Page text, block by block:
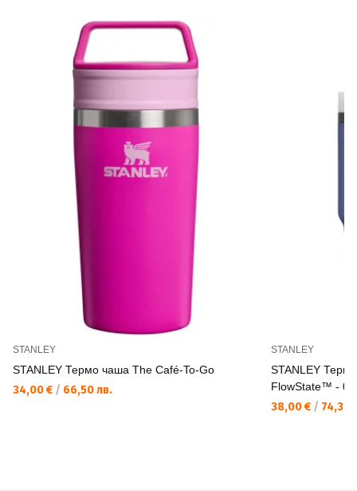
STANLEY
STANLEY Термо чаша The Café-To-Go
34,00 € / 66,50 лв.
STANLEY
STANLEY
FlowState™ -
38,00 € / 74,32